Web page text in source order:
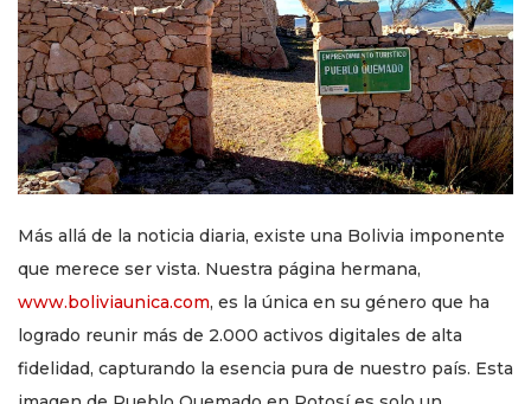
Más allá de la noticia diaria, existe una Bolivia imponente
que merece ser vista. Nuestra página hermana,
www.boliviaunica.com, es la única en su género que ha
logrado reunir más de 2.000 activos digitales de alta
fidelidad, capturando la esencia pura de nuestro país. Esta